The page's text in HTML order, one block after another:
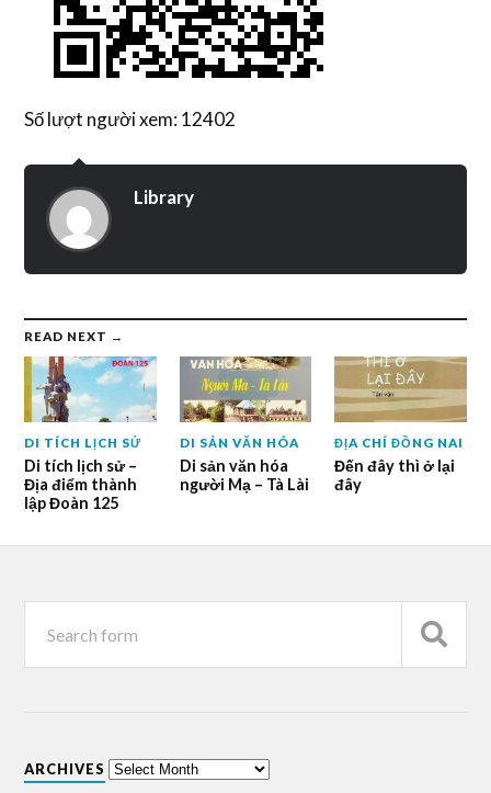
Số lượt người xem: 12402
Library
READ NEXT →
DI TÍCH LỊCH SỬ
Di tích lịch sử –
Địa điểm thành
lập Đoàn 125
DI SẢN VĂN HÓA
Di sản văn hóa
người Mạ – Tà Lài
ĐỊA CHÍ ĐỒNG NAI
Đến đây thì ở lại
đây
ARCHIVES